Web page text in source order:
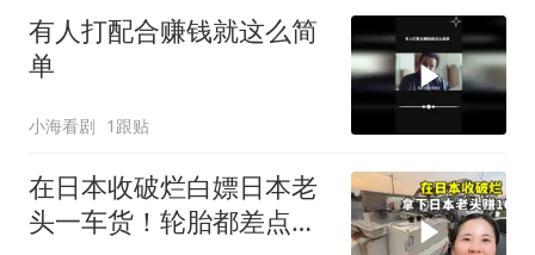
有人打配合赚钱就这么简
单
小海看剧 1跟贴
在日本收破烂白嫖日本老
头一车货！轮胎都差点干